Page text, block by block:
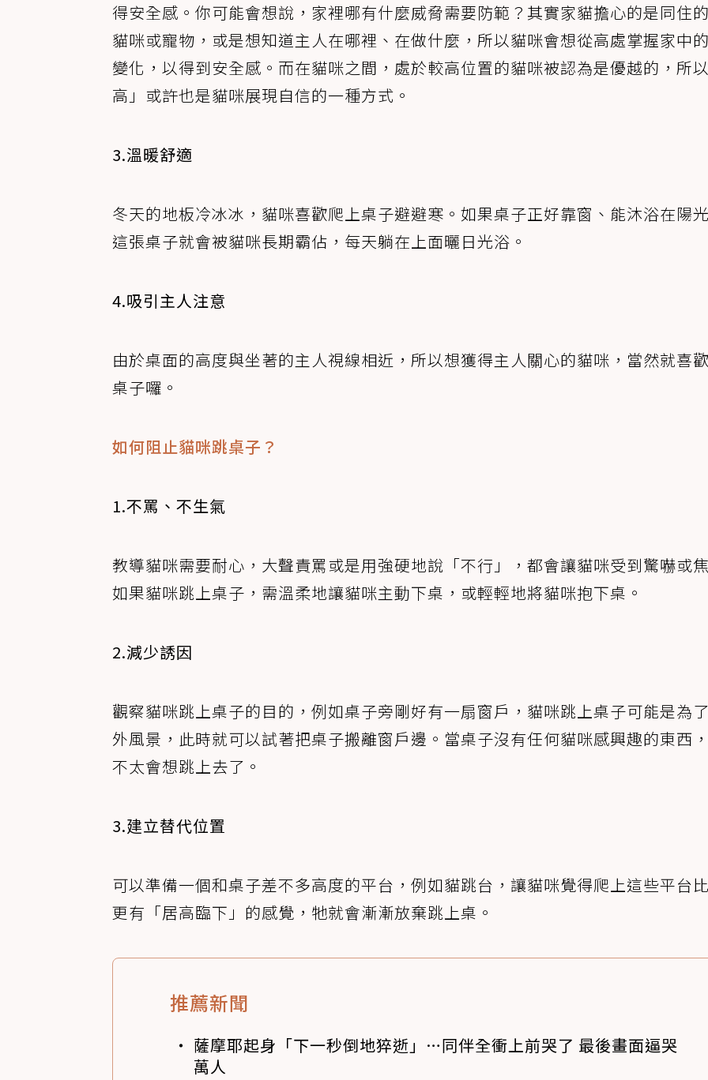
得安全感。你可能會想說，家裡哪有什麼威脅需要防範？其實家貓擔心的是同住
貓咪或寵物，或是想知道主人在哪裡、在做什麼，所以貓咪會想從高處掌握家中
變化，以得到安全感。而在貓咪之間，處於較高位置的貓咪被認為是優越的，所
高」或許也是貓咪展現自信的一種方式。
3.溫暖舒適
冬天的地板冷冰冰，貓咪喜歡爬上桌子避避寒。如果桌子正好靠窗、能沐浴在陽光
這張桌子就會被貓咪長期霸佔，每天躺在上面曬日光浴。
4.吸引主人注意
由於桌面的高度與坐著的主人視線相近，所以想獲得主人關心的貓咪，當然就喜
桌子囉。
如何阻止貓咪跳桌子？
1.不罵、不生氣
教導貓咪需要耐心，大聲責罵或是用強硬地說「不行」，都會讓貓咪受到驚嚇或
如果貓咪跳上桌子，需溫柔地讓貓咪主動下桌，或輕輕地將貓咪抱下桌。
2.減少誘因
觀察貓咪跳上桌子的目的，例如桌子旁剛好有一扇窗戶，貓咪跳上桌子可能是為
外風景，此時就可以試著把桌子搬離窗戶邊。當桌子沒有任何貓咪感興趣的東西
不太會想跳上去了。
3.建立替代位置
可以準備一個和桌子差不多高度的平台，例如貓跳台，讓貓咪覺得爬上這些平台
更有「居高臨下」的感覺，牠就會漸漸放棄跳上桌。
推薦新聞
薩摩耶起身「下一秒倒地猝逝」…同伴全衝上前哭了 最後畫面逼哭
萬人